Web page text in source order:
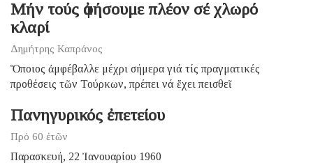
Μήν τούς ἀφήσουμε πλέον σέ χλωρό
κλαρί
Δημήτρης Καπράνος
Ὅποιος ἀμφέβαλλε μέχρι σήμερα γιά τίς πραγματικές
προθέσεις τῶν Τούρκων, πρέπει νά ἔχει πεισθεῖ
Πανηγυρικός ἐπετείου
Πρό 60 ἐτῶν
Παρασκευή, 22 Ἰανουαρίου 1960